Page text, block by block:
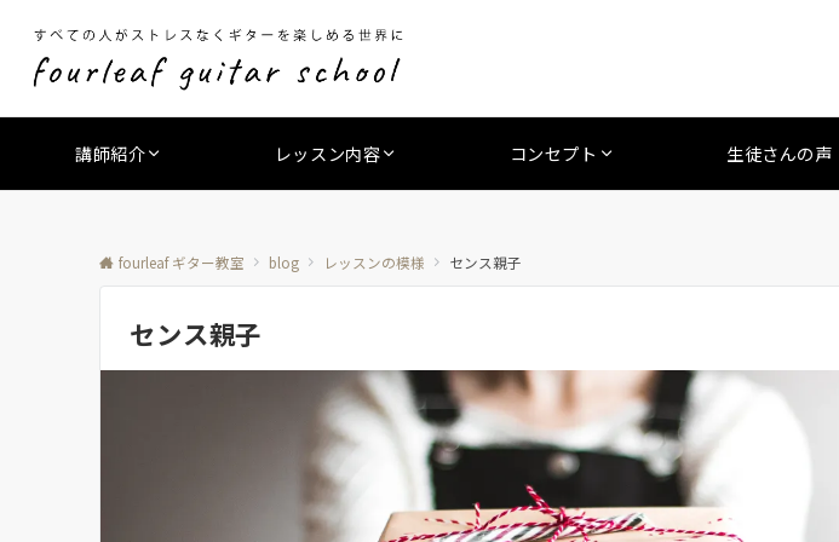
講師紹介 レッスン内容 コンセプト 生徒さんの声
fourleaf ギター教室 blog レッスンの模様 センス親子
センス親子